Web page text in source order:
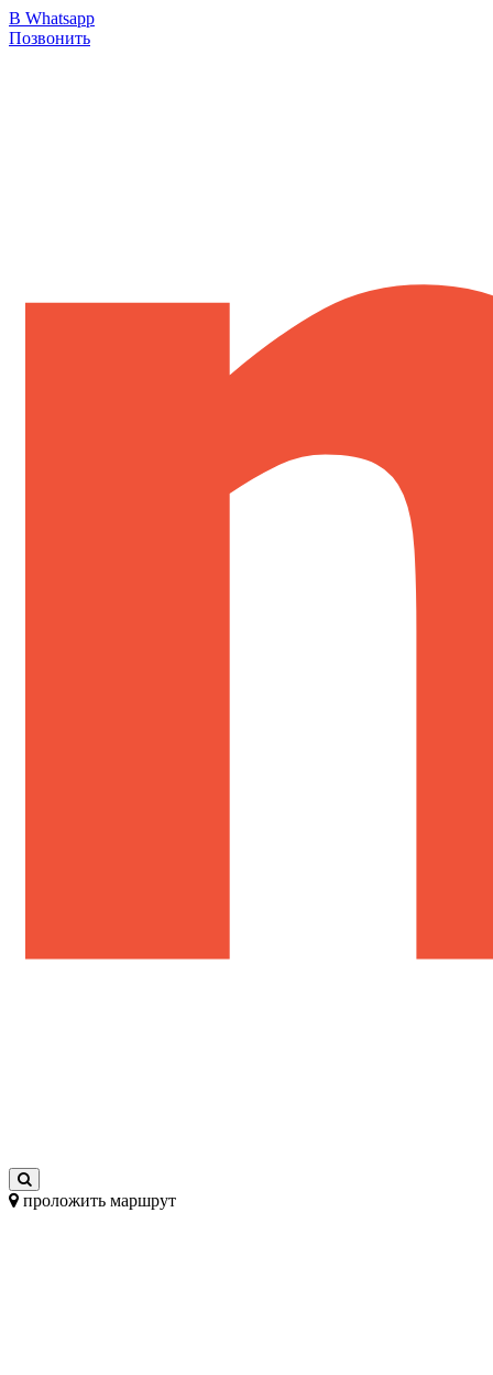
В Whatsapp
Позвонить
проложить маршрут